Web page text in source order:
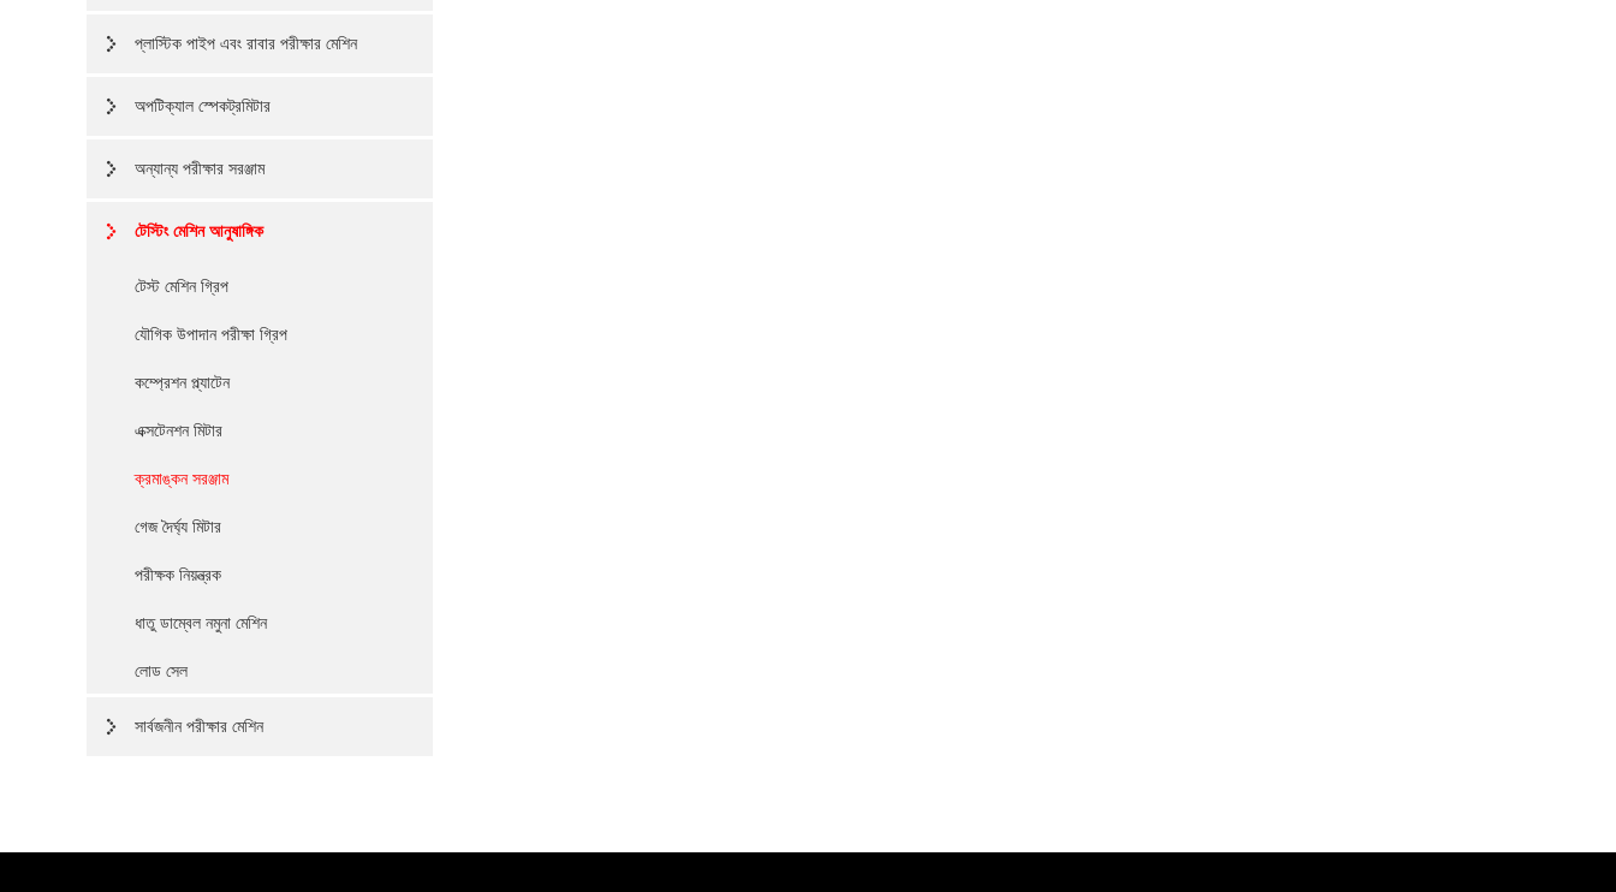
প্লাস্টিক পাইপ এবং রাবার পরীক্ষার মেশিন
অপটিক্যাল স্পেকট্রমিটার
অন্যান্য পরীক্ষার সরঞ্জাম
টেস্টিং মেশিন আনুষাঙ্গিক
টেস্ট মেশিন গ্রিপ
যৌগিক উপাদান পরীক্ষা গ্রিপ
কম্প্রেশন প্ল্যাটেন
এক্সটেনশন মিটার
ক্রমাঙ্কন সরঞ্জাম
গেজ দৈর্ঘ্য মিটার
পরীক্ষক নিয়ন্ত্রক
ধাতু ডাম্বেল নমুনা মেশিন
লোড সেল
সার্বজনীন পরীক্ষার মেশিন